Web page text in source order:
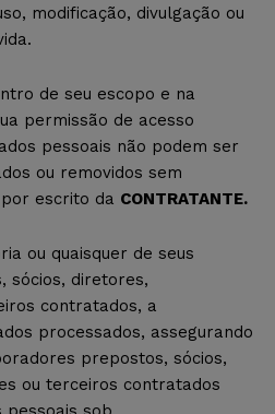
modificação, divulgação ou
de seu escopo e na
permissão de acesso
pessoais não podem ser
ou removidos sem
escrito da CONTRATANTE.
ou quaisquer de seus
sócios, diretores,
contratados, a
processados, assegurando
prepostos, sócios,
ou terceiros contratados